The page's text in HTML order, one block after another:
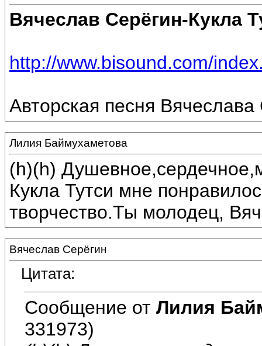
Вячеслав Серёгин-Кукла
http://www.bisound.com/
Авторская песня
Лилия Баймухаметова
(h)(h)
Кукла Тутси мне
творчество.Ты молодец,
Вячеслав Серёгин
Цитата:
Сообщение от Лилия
331973)